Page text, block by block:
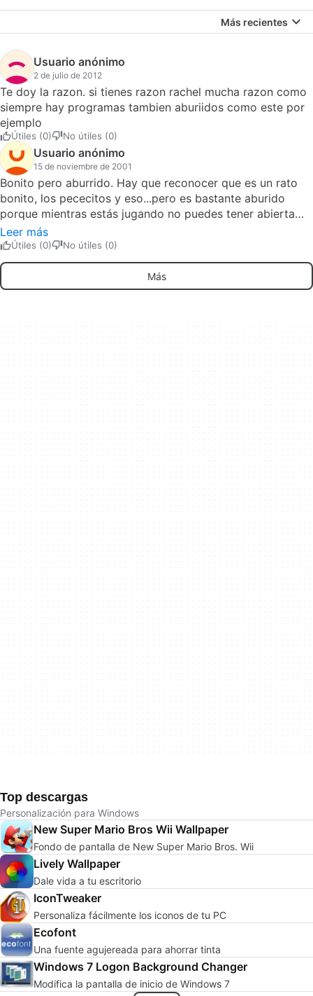
Más recientes
Usuario anónimo
2 de julio de 2012
Te doy la razon. si tienes razon rachel mucha razon como
siempre hay programas tambien aburiidos como este por
ejemplo
Útiles (0) No útiles (0)
Usuario anónimo
15 de noviembre de 2001
Bonito pero aburrido. Hay que reconocer que es un rato
bonito, los pececitos y eso...pero es bastante aburido
porque mientras estás jugando no puedes tener abierta
ninguna ventana más, así que te dedicas exclusivamente a
estar pendiente de las necesidades de los peces. Además
como es shareware no puedes grabarte las partidas, por
lo menos a mi no me deja.en resumen, yo de tí me lo
bajaba para verlo, pero sabiendo que no voy a utilizarlo
Leer más
Útiles (0) No útiles (0)
Más
Top descargas
Personalización para Windows
New Super Mario Bros Wii Wallpaper
Fondo de pantalla de New Super Mario Bros. Wii
Lively Wallpaper
Dale vida a tu escritorio
IconTweaker
Personaliza fácilmente los iconos de tu PC
Ecofont
Una fuente agujereada para ahorrar tinta
Windows 7 Logon Background Changer
Modifica la pantalla de inicio de Windows 7